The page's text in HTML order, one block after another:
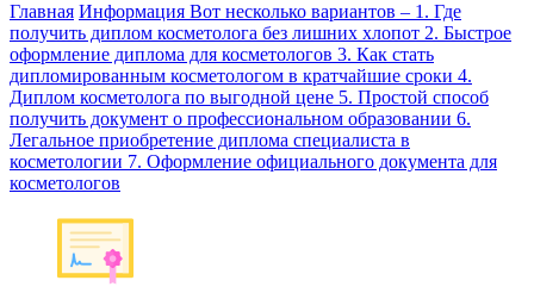
Главная Информация Вот несколько вариантов – 1. Где
получить диплом косметолога без лишних хлопот 2. Быстрое
оформление диплома для косметологов 3. Как стать
дипломированным косметологом в кратчайшие сроки 4.
Диплом косметолога по выгодной цене 5. Простой способ
получить документ о профессиональном образовании 6.
Легальное приобретение диплома специалиста в
косметологии 7. Оформление официального документа для
косметологов